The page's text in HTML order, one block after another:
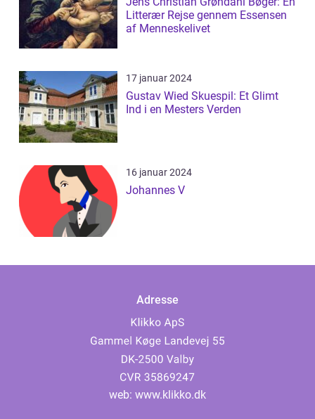
Litterær Rejse gennem Essensen
af Menneskelivet
17 januar 2024
Gustav Wied Skuespil: Et Glimt
Ind i en Mesters Verden
16 januar 2024
Johannes V
Adresse
web: www.klikko.dk